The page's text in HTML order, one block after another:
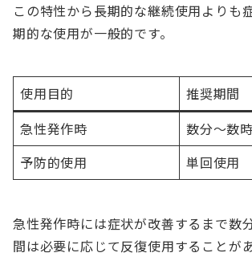
この特性から長期的な継続使用よりも
期的な使用が一般的です。
使用目的
推奨期間
急性発作時
数分〜数
予防的使用
単回使用
急性発作時には症状が改善するまで数
間は必要に応じて反復使用することがあ